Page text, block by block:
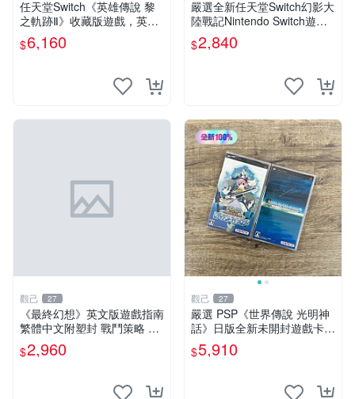
任天堂Switch《英雄傳說 黎
之軌跡Ⅱ》收藏版遊戲，英文
原裝全新未開包 Daybreak 2
收藏版 游戲機臺
$6,160
嚴選全新任天堂Switch幻影大
陸戰記Nintendo Switch遊戲
卡帶，港版繁體中文未開封
幻想大陸 戰記 港版
$2,840
觀己 27
《最終幻想》英文版遊戲指南
繁體中文附塑封 戰鬥策略 手
機遊戲 指南書
$2,960
觀己 27
嚴選 PSP《世界傳說 光明神
話》日版全新未開封遊戲卡帶
世界傳說 光明神話 PSP 日版
新GameState
$5,910